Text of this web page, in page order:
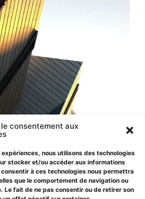
consentement aux
nous utilisons des technologies
stocker et/ou accéder aux informations
à ces technologies nous permettra
que le comportement de navigation ou
Le fait de ne pas consentir ou de retirer son